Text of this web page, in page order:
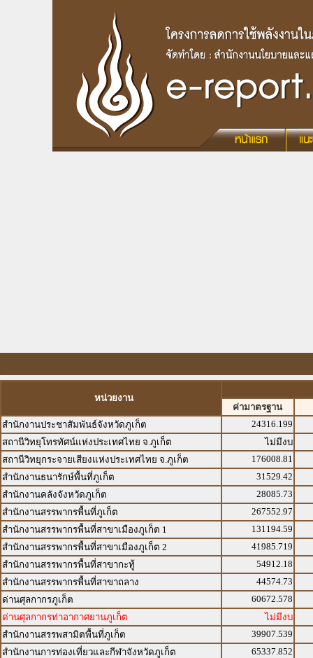
หน่วยงาน
ค่ามาตรฐาน
สำนักงานประชาสัมพันธ์จังหวัดภูเก็ต
24316.199
สถานีวิทยุโทรทัศน์แห่งประเทศไทย จ.ภูเก็ต
ไม่มีงบ
สถานีวิทยุกระจายเสียงแห่งประเทศไทย จ.ภูเก็ต
176008.81
สำนักงานธนารักษ์พื้นที่ภูเก็ต
31529.42
สำนักงานคลังจังหวัดภูเก็ต
28085.73
สำนักงานสรรพากรพื้นที่ภูเก็ต
267552.97
สำนักงานสรรพากรพื้นที่สาขาเมืองภูเก็ต 1
131194.59
สำนักงานสรรพากรพื้นที่สาขาเมืองภูเก็ต 2
41985.719
สำนักงานสรรพากรพื้นที่สาขากะทู้
54912.18
สำนักงานสรรพากรพื้นที่สาขาถลาง
44574.73
ด่านศุลกากรภูเก็ต
60672.578
ด่านศุลกากรท่าอากาศยานภูเก็ต
ไม่มีงบ
สำนักงานสรรพสามิตพื้นที่ภูเก็ต
39907.539
สำนักงานการท่องเที่ยวและกีฬาจังหวัดภูเก็ต
65337.852